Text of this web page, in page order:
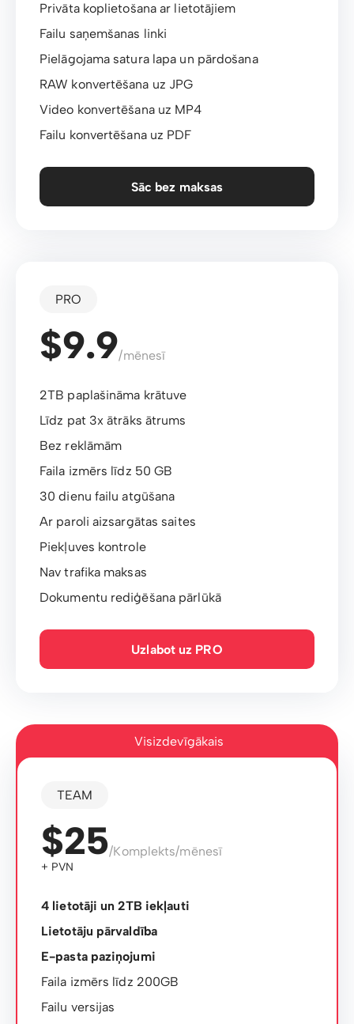
Privāta koplietošana ar lietotājiem
Failu saņemšanas linki
Pielāgojama satura lapa un pārdošana
RAW konvertēšana uz JPG
Video konvertēšana uz MP4
Failu konvertēšana uz PDF
Sāc bez maksas
PRO
$9.9/mēnesī
2TB paplašināma krātuve
Līdz pat 3x ātrāks ātrums
Bez reklāmām
Faila izmērs līdz 50 GB
30 dienu failu atgūšana
Ar paroli aizsargātas saites
Piekļuves kontrole
Nav trafika maksas
Dokumentu rediģēšana pārlūkā
Uzlabot uz PRO
Visizdevīgākais
TEAM
$25/Komplekts/mēnesī
+ PVN
4 lietotāji un 2TB iekļauti
Lietotāju pārvaldība
E-pasta paziņojumi
Faila izmērs līdz 200GB
Failu versijas